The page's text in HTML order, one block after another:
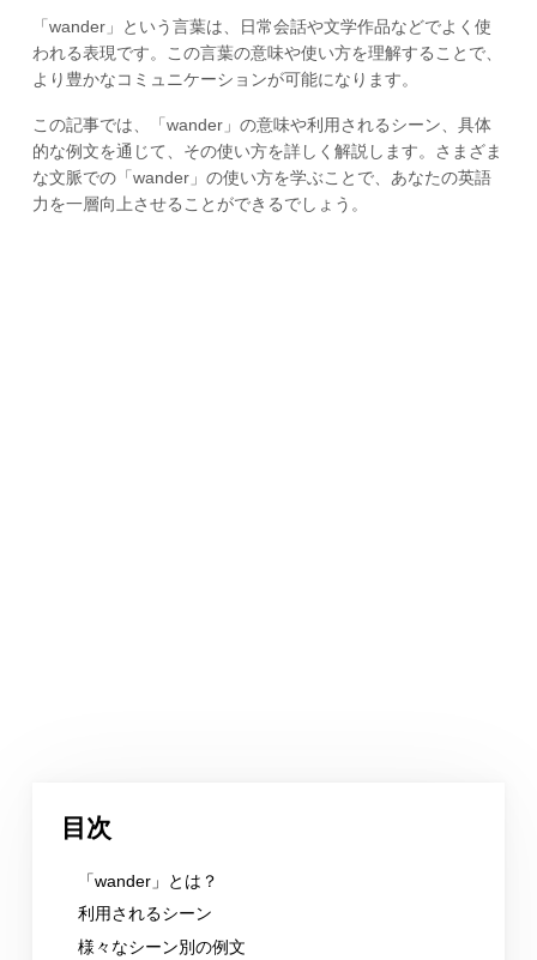
「wander」という言葉は、日常会話や文学作品などでよく使
われる表現です。この言葉の意味や使い方を理解することで、
より豊かなコミュニケーションが可能になります。
この記事では、「wander」の意味や利用されるシーン、具体
的な例文を通じて、その使い方を詳しく解説します。さまざま
な文脈での「wander」の使い方を学ぶことで、あなたの英語
力を一層向上させることができるでしょう。
目次
「wander」とは？
利用されるシーン
様々なシーン別の例文